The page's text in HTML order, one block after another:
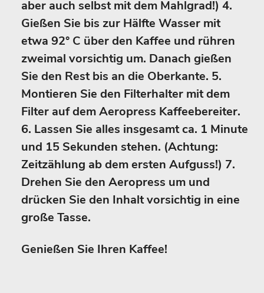
aber auch selbst mit dem Mahlgrad!) 4.
Gießen Sie bis zur Hälfte Wasser mit
etwa 92° C über den Kaffee und rühren
zweimal vorsichtig um. Danach gießen
Sie den Rest bis an die Oberkante. 5.
Montieren Sie den Filterhalter mit dem
Filter auf dem Aeropress Kaffeebereiter.
6. Lassen Sie alles insgesamt ca. 1 Minute
und 15 Sekunden stehen. (Achtung:
Zeitzählung ab dem ersten Aufguss!) 7.
Drehen Sie den Aeropress um und
drücken Sie den Inhalt vorsichtig in eine
große Tasse.
Genießen Sie Ihren Kaffee!